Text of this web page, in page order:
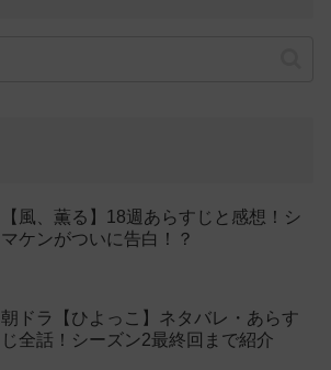
【風、薫る】18週あらすじと感想！シ
マケンがついに告白！？
朝ドラ【ひよっこ】ネタバレ・あらす
じ全話！シーズン2最終回まで紹介